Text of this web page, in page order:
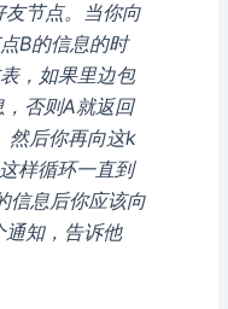
节点。当你向
B的信息的时
，如果里边包
否则A就返回
然后你再向这k
样循环一直到
信息后你应该向
通知，告诉他